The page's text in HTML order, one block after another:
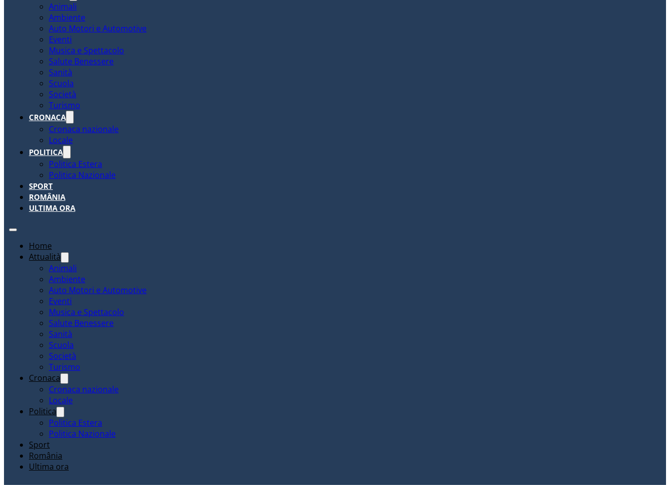
Animali
Ambiente
Auto Motori e Automotive
Eventi
Musica e Spettacolo
Salute Benessere
Sanità
Scuola
Società
Turismo
CRONACA
Cronaca nazionale
Locale
POLITICA
Politica Estera
Politica Nazionale
SPORT
ROMÂNIA
ULTIMA ORA
Home
Attualità
Animali
Ambiente
Auto Motori e Automotive
Eventi
Musica e Spettacolo
Salute Benessere
Sanità
Scuola
Società
Turismo
Cronaca
Cronaca nazionale
Locale
Politica
Politica Estera
Politica Nazionale
Sport
România
Ultima ora